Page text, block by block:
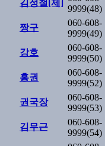
김정철[제]
9999(48)
짱구
060-608-
9999(49)
강호
060-608-
9999(50)
홍권
060-608-
9999(52)
권국장
060-608-
9999(53)
김무근
060-608-
9999(54)